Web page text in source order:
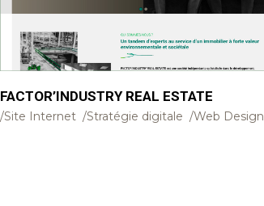
FACTOR’INDUSTRY REAL ESTATE
Site Internet Stratégie digitale Web Design